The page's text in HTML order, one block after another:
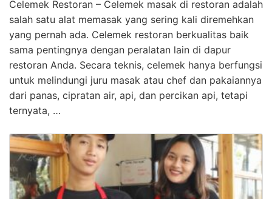
Celemek Restoran – Celemek masak di restoran adalah
salah satu alat memasak yang sering kali diremehkan
yang pernah ada. Celemek restoran berkualitas baik
sama pentingnya dengan peralatan lain di dapur
restoran Anda. Secara teknis, celemek hanya berfungsi
untuk melindungi juru masak atau chef dan pakaiannya
dari panas, cipratan air, api, dan percikan api, tetapi
ternyata, …